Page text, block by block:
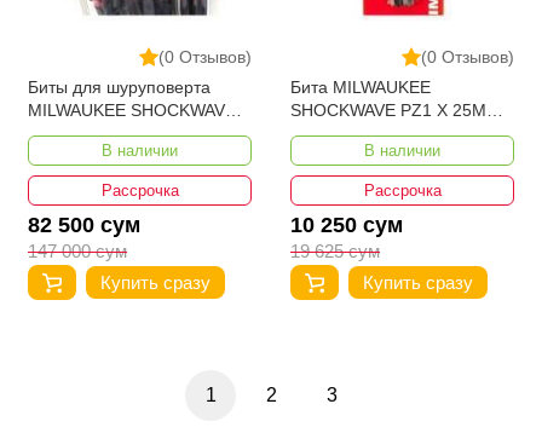
(0 Отзывов)
Биты для шуруповерта
MILWAUKEE SHOCKWAVE
IMPACT DUTY PZ3 X 25ММ
4932430869В наличии
Рассрочка
82 500 сум
147 000 сум
Купить сразу
(0 Отзывов)
Бита MILWAUKEE
SHOCKWAVE PZ1 X 25ММ
4932430860
В наличии
Рассрочка
10 250 сум
19 625 сум
Купить сразу
1 2 3